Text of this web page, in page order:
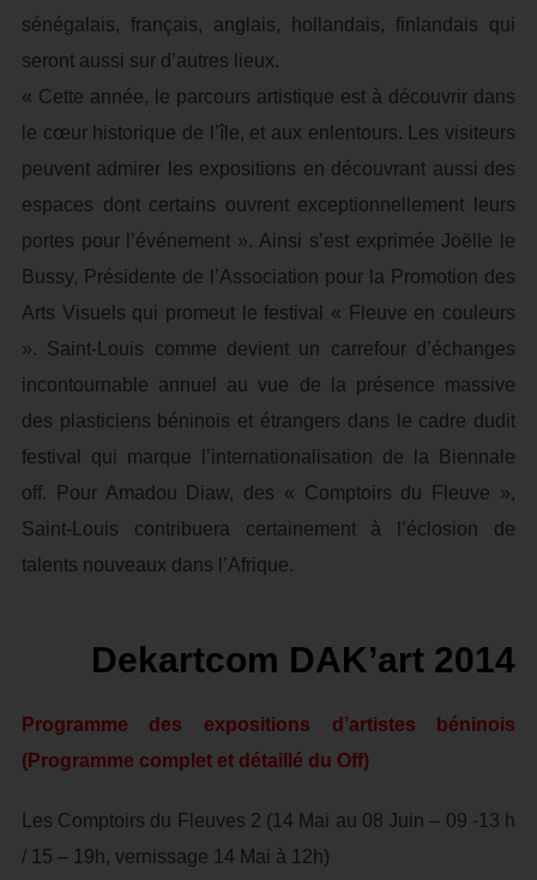
sénégalais, français, anglais, hollandais, finlandais qui
seront aussi sur d’autres lieux.
« Cette année, le parcours artistique est à découvrir dans
le cœur historique de l’île, et aux enlentours. Les visiteurs
peuvent admirer les expositions en découvrant aussi des
espaces dont certains ouvrent exceptionnellement leurs
portes pour l’événement ». Ainsi s’est exprimée Joëlle le
Bussy, Présidente de l’Association pour la Promotion des
Arts Visuels qui promeut le festival « Fleuve en couleurs
». Saint-Louis comme devient un carrefour d’échanges
incontournable annuel au vue de la présence massive
des plasticiens béninois et étrangers dans le cadre dudit
festival qui marque l’internationalisation de la Biennale
off. Pour Amadou Diaw, des « Comptoirs du Fleuve »,
Saint-Louis contribuera certainement à l’éclosion de
talents nouveaux dans l’Afrique.
Dekartcom DAK’art 2014
Programme des expositions d’artistes béninois
(Programme complet et détaillé du Off)
Les Comptoirs du Fleuves 2 (14 Mai au 08 Juin – 09 -13 h
/ 15 – 19h, vernissage 14 Mai à 12h)